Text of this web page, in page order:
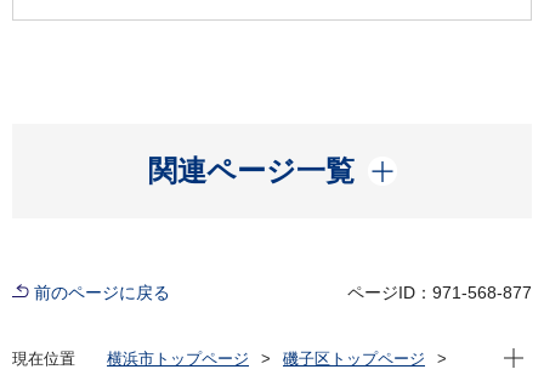
関連ページ一覧
開く
前のページに戻る ページID：971-568-877
現在位置 横浜市トップページ
磯子区トップページ
現在